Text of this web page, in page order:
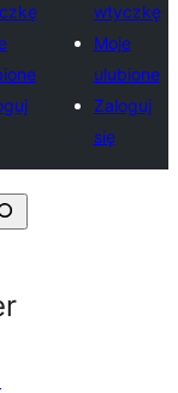
wtyczkę
Moje
ulubione
Zaloguj
się